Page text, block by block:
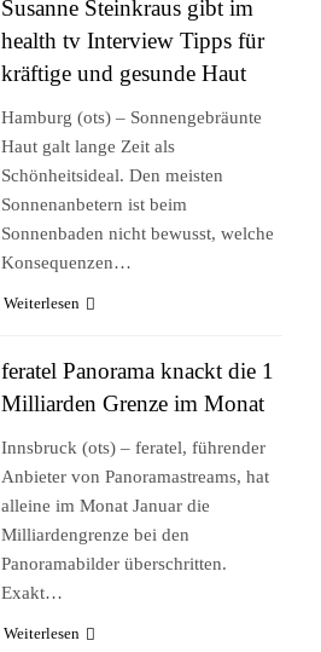
Susanne Steinkraus gibt im
health tv Interview Tipps für
kräftige und gesunde Haut
Hamburg (ots) – Sonnengebräunte
Haut galt lange Zeit als
Schönheitsideal. Den meisten
Sonnenanbetern ist beim
Sonnenbaden nicht bewusst, welche
Konsequenzen…
Weiterlesen
feratel Panorama knackt die 1
Milliarden Grenze im Monat
Innsbruck (ots) – feratel, führender
Anbieter von Panoramastreams, hat
alleine im Monat Januar die
Milliardengrenze bei den
Panoramabilder überschritten.
Exakt…
Weiterlesen